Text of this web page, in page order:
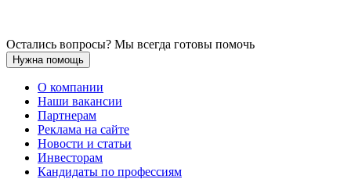
Остались вопросы? Мы всегда готовы помочь
Нужна помощь
О компании
Наши вакансии
Партнерам
Реклама на сайте
Новости и статьи
Инвесторам
Кандидаты по профессиям